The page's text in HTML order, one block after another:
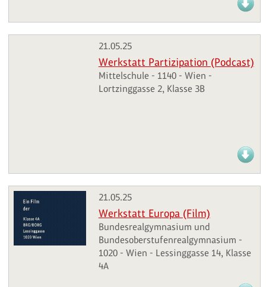
21.05.25
Werkstatt Partizipation (Podcast)
Mittelschule - 1140 - Wien -
Lortzinggasse 2, Klasse 3B
21.05.25
Werkstatt Europa (Film)
Bundesrealgymnasium und
Bundesoberstufenrealgymnasium -
1020 - Wien - Lessinggasse 14, Klasse
4A